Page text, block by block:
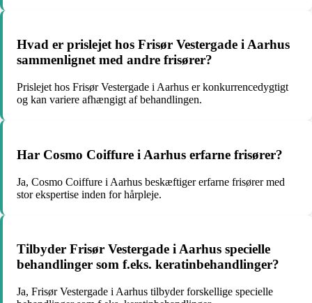
Hvad er prislejet hos Frisør Vestergade i Aarhus
sammenlignet med andre frisører?
Prislejet hos Frisør Vestergade i Aarhus er konkurrencedygtigt
og kan variere afhængigt af behandlingen.
Har Cosmo Coiffure i Aarhus erfarne frisører?
Ja, Cosmo Coiffure i Aarhus beskæftiger erfarne frisører med
stor ekspertise inden for hårpleje.
Tilbyder Frisør Vestergade i Aarhus specielle
behandlinger som f.eks. keratinbehandlinger?
Ja, Frisør Vestergade i Aarhus tilbyder forskellige specielle